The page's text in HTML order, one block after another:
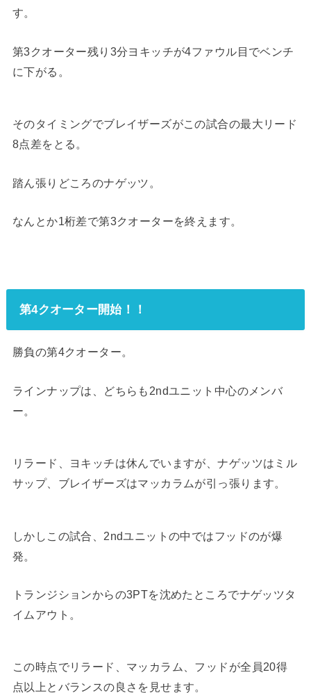
す。
第3クオーター残り3分ヨキッチが4ファウル目でベンチ
に下がる。
そのタイミングでブレイザーズがこの試合の最大リード
8点差をとる。
踏ん張りどころのナゲッツ。
なんとか1桁差で第3クオーターを終えます。
第4クオーター開始！！
勝負の第4クオーター。
ラインナップは、どちらも2ndユニット中心のメンバ
ー。
リラード、ヨキッチは休んでいますが、ナゲッツはミル
サップ、ブレイザーズはマッカラムが引っ張ります。
しかしこの試合、2ndユニットの中ではフッドのが爆
発。
トランジションからの3PTを沈めたところでナゲッツタ
イムアウト。
この時点でリラード、マッカラム、フッドが全員20得
点以上とバランスの良さを見せます。